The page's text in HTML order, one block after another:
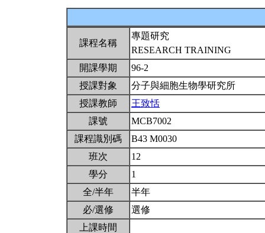
課程名稱
專題研究
RESEARCH TRAINING
開課學期
96-2
授課對象
分子與細胞生物學研究所
授課教師
王致恬
課號
MCB7002
課程識別碼
B43 M0030
班次
12
學分
1
全/半年
半年
必/選修
選修
上課時間